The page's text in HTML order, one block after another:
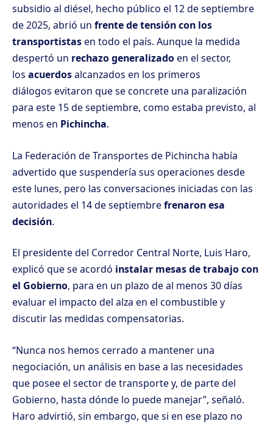
subsidio al diésel, hecho público el 12 de septiembre
de 2025, abrió un frente de tensión con los
transportistasen todo el país. Aunque la medida
despertó un rechazo generalizadoen el sector,
los acuerdosalcanzados en los primeros
diálogos evitaron que se concrete una paralización
para este 15 de septiembre, como estaba previsto, al
menos en Pichincha.
La Federación de Transportes de Pichincha había
advertido que suspendería sus operaciones desde
este lunes, pero las conversaciones iniciadas con las
autoridades el 14 de septiembrefrenaron esa
decisión.
El presidente del Corredor Central Norte, Luis Haro,
explicó que se acordó instalar mesas de trabajo con
el Gobierno, para en un plazo de al menos 30 días
evaluar el impacto del alza en el combustible y
discutir las medidas compensatorias.
“Nunca nos hemos cerrado a mantener una
negociación, un análisis en base a las necesidades
que posee el sector de transporte y, de parte del
Gobierno, hasta dónde lo puede manejar”, señaló.
Haro advirtió, sin embargo, que si en ese plazo no